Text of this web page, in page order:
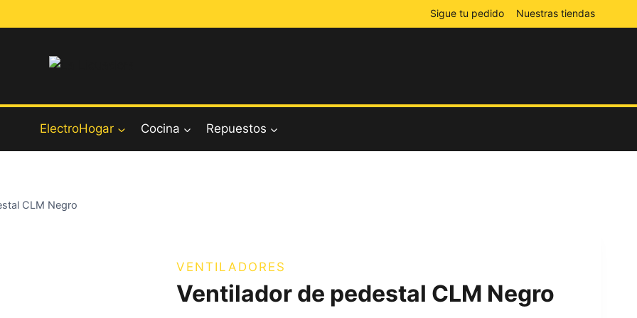
Sigue tu pedido Nuestras tiendas
ElectroHogar Cocina Repuestos
CLM Negro
VENTILADORES
Ventilador de pedestal CLM Negro